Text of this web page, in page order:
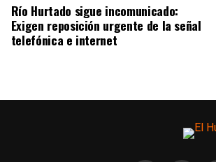
Río Hurtado sigue incomunicado:
Exigen reposición urgente de la señal
telefónica e internet